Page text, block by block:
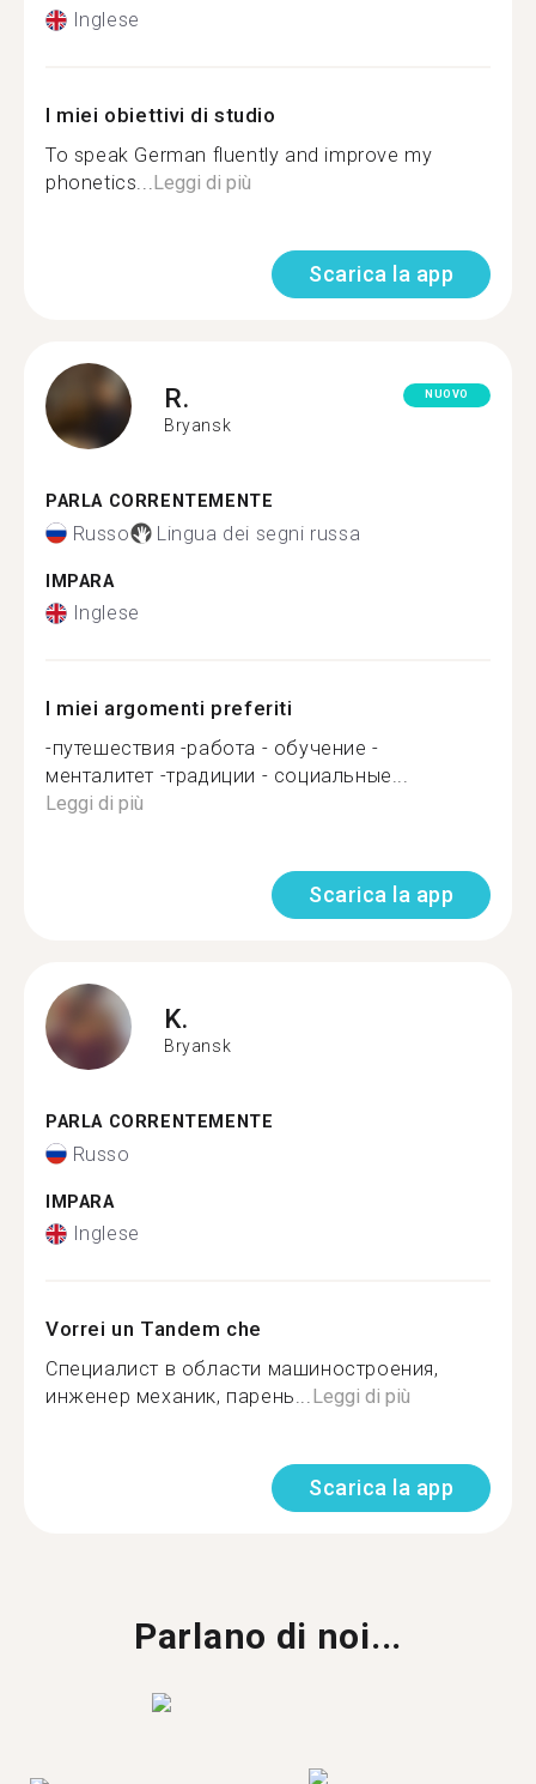
Inglese
I miei obiettivi di studio
To speak German fluently and improve my
phonetics...Leggi di più
Scarica la app
R.
Bryansk
NUOVO
PARLA CORRENTEMENTE
Russo Lingua dei segni russa
IMPARA
Inglese
I miei argomenti preferiti
-путешествия -работа - обучение -
менталитет -традиции - социальные...
Leggi di più
Scarica la app
K.
Bryansk
PARLA CORRENTEMENTE
Russo
IMPARA
Inglese
Vorrei un Tandem che
Специалист в области машиностроения,
инженер механик, парень...Leggi di più
Scarica la app
Parlano di noi...